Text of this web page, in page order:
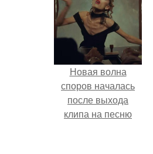
Новая волна
споров началась
после выхода
клипа на песню